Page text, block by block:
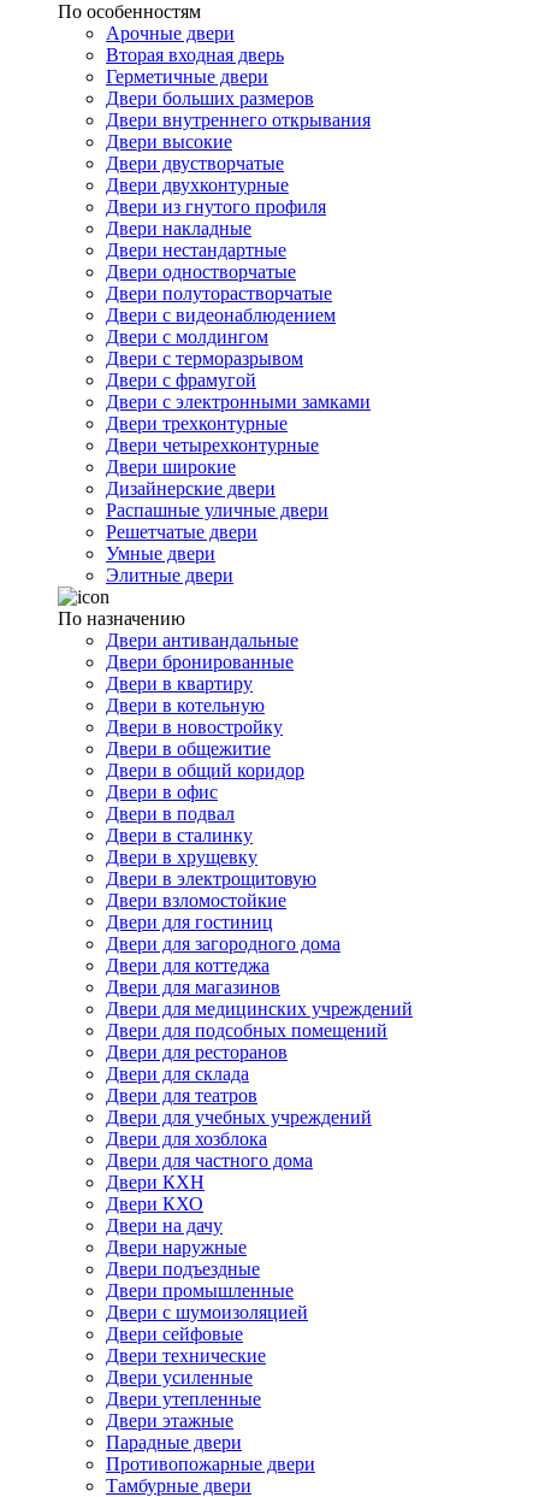
По особенностям
Арочные двери
Вторая входная дверь
Герметичные двери
Двери больших размеров
Двери внутреннего открывания
Двери высокие
Двери двустворчатые
Двери двухконтурные
Двери из гнутого профиля
Двери накладные
Двери нестандартные
Двери одностворчатые
Двери полуторастворчатые
Двери с видеонаблюдением
Двери с молдингом
Двери с терморазрывом
Двери с фрамугой
Двери с электронными замками
Двери трехконтурные
Двери четырехконтурные
Двери широкие
Дизайнерские двери
Распашные уличные двери
Решетчатые двери
Умные двери
Элитные двери
По назначению
Двери антивандальные
Двери бронированные
Двери в квартиру
Двери в котельную
Двери в новостройку
Двери в общежитие
Двери в общий коридор
Двери в офис
Двери в подвал
Двери в сталинку
Двери в хрущевку
Двери в электрощитовую
Двери взломостойкие
Двери для гостиниц
Двери для загородного дома
Двери для коттеджа
Двери для магазинов
Двери для медицинских учреждений
Двери для подсобных помещений
Двери для ресторанов
Двери для склада
Двери для театров
Двери для учебных учреждений
Двери для хозблока
Двери для частного дома
Двери КХН
Двери КХО
Двери на дачу
Двери наружные
Двери подъездные
Двери промышленные
Двери с шумоизоляцией
Двери сейфовые
Двери технические
Двери усиленные
Двери утепленные
Двери этажные
Парадные двери
Противопожарные двери
Тамбурные двери